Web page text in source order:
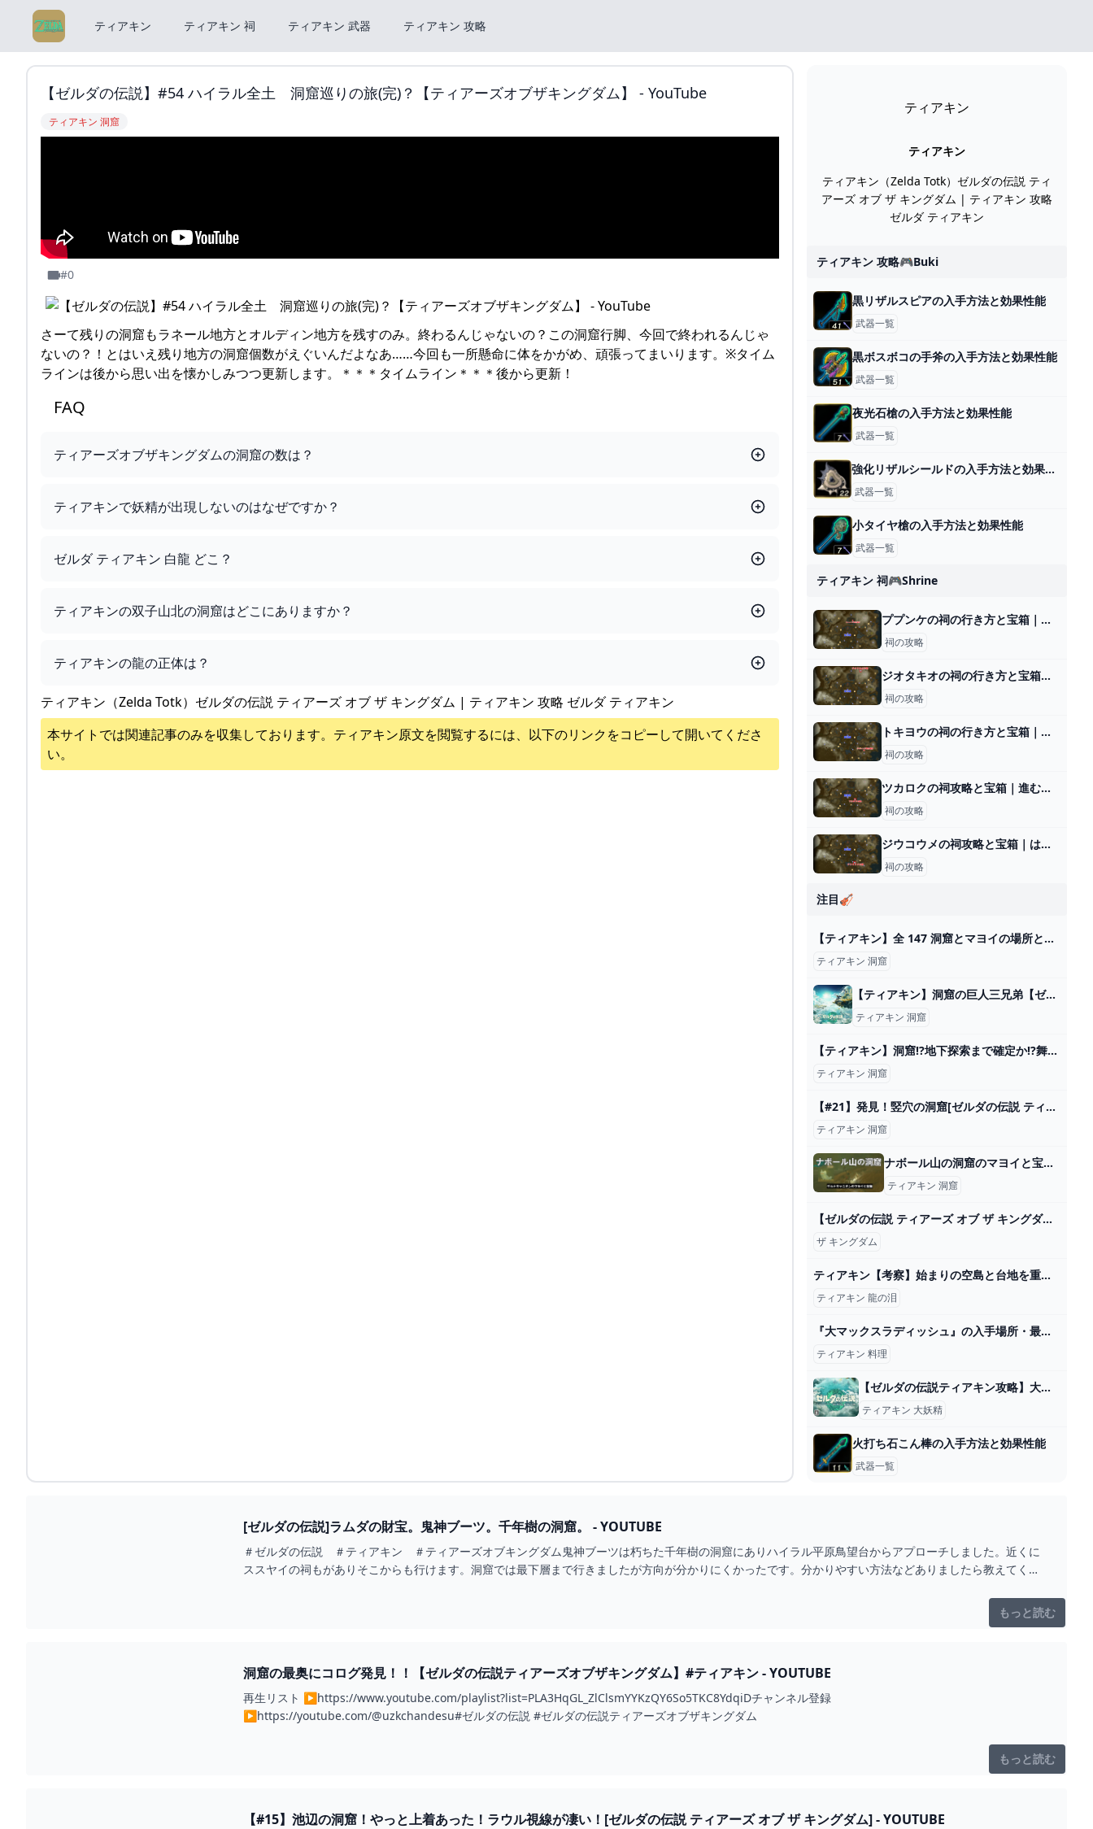
ティアキン ティアキン 祠 ティアキン 武器 ティアキン 攻略
【ゼルダの伝説】#54 ハイラル全土 洞窟巡りの旅(完)？【ティアーズオブザキングダム】 - YouTube
ティアキン 洞窟
#0
さーて残りの洞窟もラネール地方とオルディン地方を残すのみ。終わるんじゃないの？この洞窟行脚、今回で終われるんじゃ
ないの？！とはいえ残り地方の洞窟個数がえぐいんだよなあ……今回も一所懸命に体をかがめ、頑張ってまいります。※タイム
ラインは後から思い出を懐かしみつつ更新します。＊＊＊タイムライン＊＊＊後から更新！
FAQ
ティアーズオブザキングダムの洞窟の数は？
ティアキンで妖精が出現しないのはなぜですか？
ゼルダ ティアキン 白龍 どこ？
ティアキンの双子山北の洞窟はどこにありますか？
ティアキンの龍の正体は？
ティアキン（Zelda Totk）ゼルダの伝説 ティアーズ オブ ザ キングダム | ティアキン 攻略 ゼルダ ティアキン
本サイトでは関連記事のみを収集しております。 ティアキン原文を閲覧するには、以下のリンクをコピーして開いてくださ
い。
ティアキン
ティアキン
ティアキン（Zelda Totk）ゼルダの伝説 ティ
アーズ オブ ザ キングダム | ティアキン 攻略
ゼルダ ティアキン
ティアキン 攻略🎮buki
黒リザルスピアの入手方法と効果性能
武器一覧
黒ボスボコの手斧の入手方法と効果性能
武器一覧
夜光石槍の入手方法と効果性能
武器一覧
強化リザルシールドの入手方法と効果性能
武器一覧
小タイヤ槍の入手方法と効果性能
武器一覧
ティアキン 祠🎮shrine
ププンケの祠の行き方と宝箱｜ラウルの祝福
祠の攻略
ジオタキオの祠の行き方と宝箱｜ラウルの祝福
祠の攻略
トキヨウの祠の行き方と宝箱｜ラウルの祝福
祠の攻略
ツカロクの祠攻略と宝箱｜進むちから
祠の攻略
ジウコウメの祠攻略と宝箱｜はまるかたち
祠の攻略
注目🎻
【ティアキン】全 147 洞窟とマヨイの場所とマップ
ティアキン 洞窟
【ティアキン】洞窟の巨人三兄弟【ゼルダの伝説 ティアーズオブザキングダム】 hyperWiki
ティアキン 洞窟
【ティアキン】洞窟!?地下探索まで確定か!?舞台は空島・地上・地下!!【ゼルダの伝説】 - YouTube
ティアキン 洞窟
【#21】発見！竪穴の洞窟[ゼルダの伝説 ティアーズ オブ ザ キングダム] - YouTube
ティアキン 洞窟
ナボール山の洞窟のマヨイと宝箱【ティアキン攻略／ゲルドキャニオン】 とあるゲームブログの軌跡
ティアキン 洞窟
【ゼルダの伝説 ティアーズ オブ ザ キングダム】38歳のティアキン実況 あるみつ vol.003 - YouTube
ザ キングダム
ティアキン【考察】始まりの空島と台地を重ねたら時の庭の正体が判明した ティアーズオブザキングダム ゼルダの伝説 - YouTube
ティアキン 龍の泪
『大マックスラディッシュ』の入手場所・最強回復料理の解説｜ゼルダの伝説 ティアキン - YouTube
ティアキン 料理
【ゼルダの伝説ティアキン攻略】大妖精出てこない原因ってなに？ – ゲーム攻略のかけら
ティアキン 大妖精
火打ち石こん棒の入手方法と効果性能
武器一覧
[ゼルダの伝説]ラムダの財宝。鬼神ブーツ。千年樹の洞窟。 - YOUTUBE
＃ゼルダの伝説 ＃ティアキン ＃ティアーズオブキングダム鬼神ブーツは朽ちた千年樹の洞窟にありハイラル平原鳥望台からアプローチしました。近くに
ススヤイの祠もがありそこからも行けます。洞窟では最下層まで行きましたが方向が分かりにくかったです。分かりやすい方法などありましたら教えてくだ
もっと読む
洞窟の最奥にコログ発見！！【ゼルダの伝説ティアーズオブザキングダム】#ティアキン - YOUTUBE
再生リスト ▶https://www.youtube.com/playlist?list=PLA3HqGL_ZlClsmYYKzQY6So5TKC8YdqiDチャンネル登録
▶https://youtube.com/@uzkchandesu#ゼルダの伝説 #ゼルダの伝説ティアーズオブザキングダム
もっと読む
【#15】池辺の洞窟！やっと上着あった！ラウル視線が凄い！[ゼルダの伝説 ティアーズ オブ ザ キングダム] - YOUTUBE